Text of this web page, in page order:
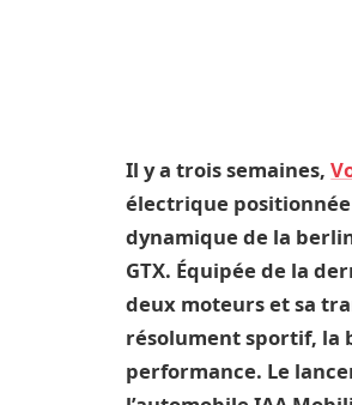
Il y a trois semaines,
électrique
dynamique de la
GTX. Équipée de la
deux moteurs et sa
résolument sportif, la
performance. Le